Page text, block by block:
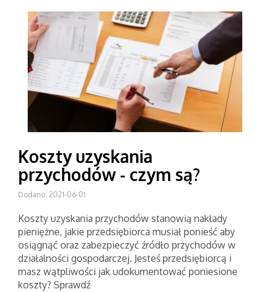
Koszty uzyskania
przychodów - czym są?
Dodano: 2021-06-01
Koszty uzyskania przychodów stanowią nakłady
pieniężne, jakie przedsiębiorca musiał ponieść aby
osiągnąć oraz zabezpieczyć źródło przychodów w
działalności gospodarczej. Jesteś przedsiębiorcą i
masz wątpliwości jak udokumentować poniesione
koszty? Sprawdź